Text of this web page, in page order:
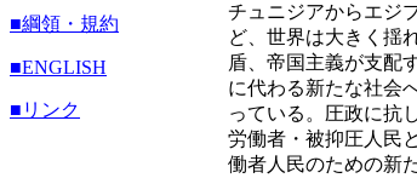
■綱領・規約
■ENGLISH
■リンク
チュニジアからエジ
ど、世界は大きく揺
盾、帝国主義が支配
に代わる新たな社会
っている。圧政に抗
労働者・被抑圧人民
働者人民のための新